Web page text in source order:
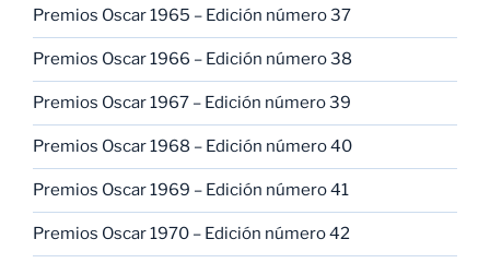
Premios Oscar 1965 – Edición número 37
Premios Oscar 1966 – Edición número 38
Premios Oscar 1967 – Edición número 39
Premios Oscar 1968 – Edición número 40
Premios Oscar 1969 – Edición número 41
Premios Oscar 1970 – Edición número 42